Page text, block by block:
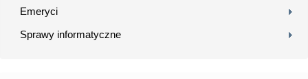
Emeryci
Sprawy informatyczne